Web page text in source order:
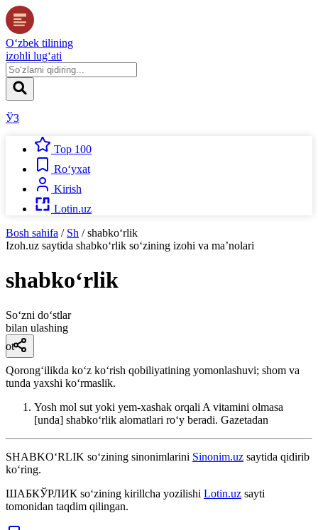
O‘zbek tilining
izohli lug‘ati
ЎЗ
Top 100
Ro‘yxat
Kirish
Lotin.uz
Bosh sahifa / Sh / shabko‘rlik
Izoh.uz saytida shabko‘rlik so‘zining izohi va ma’nolari
shabko‘rlik
So‘zni do‘stlar
bilan ulashing
ot
Qorongʻilikda koʻz koʻrish qobiliyatining yomonlashuvi; shom va
tunda yaxshi koʻrmaslik.
Yosh mol sut yoki yem-xashak orqali A vitamini olmasa
[unda] shabkoʻrlik alomatlari roʻy beradi. Gazetadan
SHABKO‘RLIK so‘zining sinonimlarini Sinonim.uz saytida qidirib
ko‘ring.
ШАБКЎРЛИК so‘zining kirillcha yozilishi Lotin.uz sayti
tomonidan taqdim qilingan.